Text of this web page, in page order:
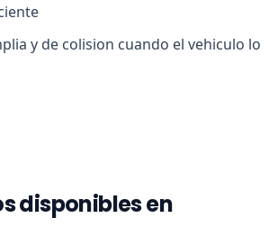
y de colision cuando el vehiculo lo
disponibles en